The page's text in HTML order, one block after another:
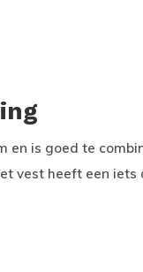
en is goed te
vest heeft een iets